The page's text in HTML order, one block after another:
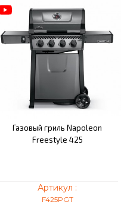
Газовый гриль Napoleon
Freestyle 425
Артикул :
F425PGT